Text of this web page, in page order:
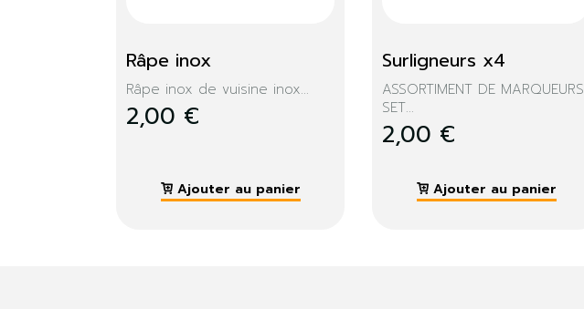
Spatule acier inox
Spatule de Cuisine 32cm
acier...
2,00 €
Ajouter au panier
Agrafeuse + recharge
CARNET DE NOTE A4, 85PGES...
2,00 €
Ajouter au panier